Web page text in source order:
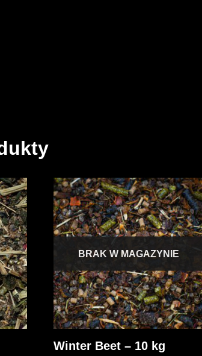
BRAK W MAGAZYNIE
Winter Beet – 10 kg